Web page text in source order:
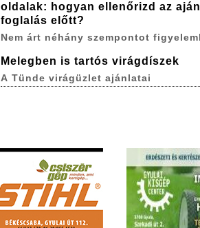
oldalak: hogyan ellenőrizd az
foglalás előtt?
Nem árt néhány szempontot
Melegben is tartós virágdíszek
A Tünde virágüzlet ajánlatai